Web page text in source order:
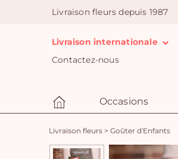
Livraison fleurs depuis 1987
Livraison internationale
Contactez-nous
Occasions
Livraison fleurs > Goûter d'Enfants